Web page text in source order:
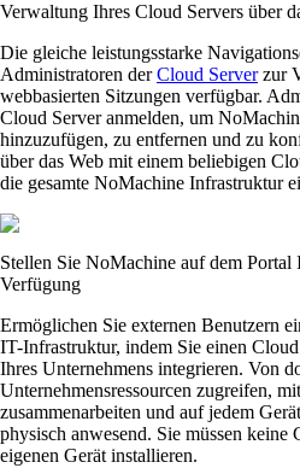
Verwaltung Ihres Cloud Servers über
Die gleiche leistungsstarke
Administratoren derCloud Serverzur
webbasierten Sitzungen verfügbar.
Cloud Server anmelden, um
hinzuzufügen, zu entfernen und zu
über das Web mit einem beliebigen
die gesamte NoMachine Infrastruktur
Stellen Sie NoMachine auf dem Portal
Verfügung
Ermöglichen Sie externen Benutzern
IT-Infrastruktur, indem Sie einen
Ihres Unternehmens integrieren. Von
Unternehmensressourcen zugreifen,
zusammenarbeiten und auf jedem
physisch anwesend. Sie müssen
eigenen Gerät installieren.